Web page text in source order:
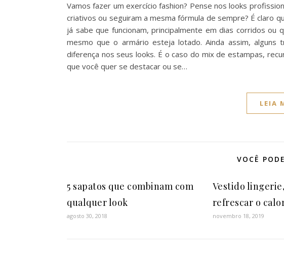
Vamos fazer um exercício fashion? Pense nos looks
criativos ou seguiram a mesma fórmula de sempre? É claro
já sabe que funcionam, principalmente em dias corridos
mesmo que o armário esteja lotado. Ainda assim,
diferença nos seus looks. É o caso do mix de estampas,
que você quer se destacar ou se…
LEIA
VOCÊ
5 sapatos que combinam com
qualquer look
agosto 30, 2018
Vestido
refrescar o
novembro 18, 2019